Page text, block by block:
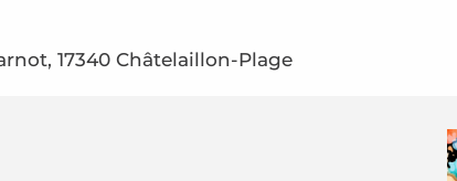
17340 Châtelaillon-Plage